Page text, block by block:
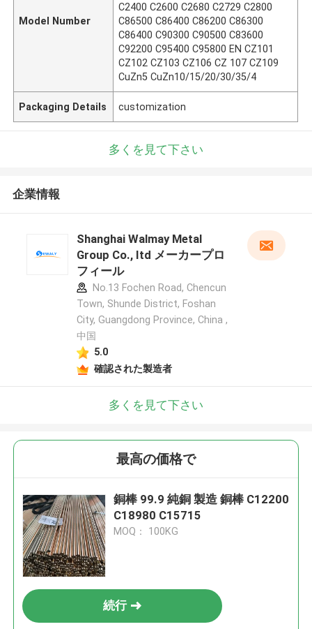
Model Number
C2400 C2600 C2680 C2729 C2800
C86500 C86400 C86200 C86300
C86400 C90300 C90500 C83600
C92200 C95400 C95800 EN CZ101
CZ102 CZ103 CZ106 CZ 107 CZ109
CuZn5 CuZn10/15/20/30/35/4
Packaging Details customization
多くを見て下さい
企業情報
Shanghai Walmay Metal
Group Co., Itd メーカープロ
フィール
No.13 Fochen Road, Chencun
Town, Shunde District, Foshan
City, Guangdong Province, China ,
中国
5.0
確認された製造者
多くを見て下さい
最高の価格で
銅棒 99.9 純銅 製造 銅棒 C12200
C18980 C15715
MOQ： 100KG
続行